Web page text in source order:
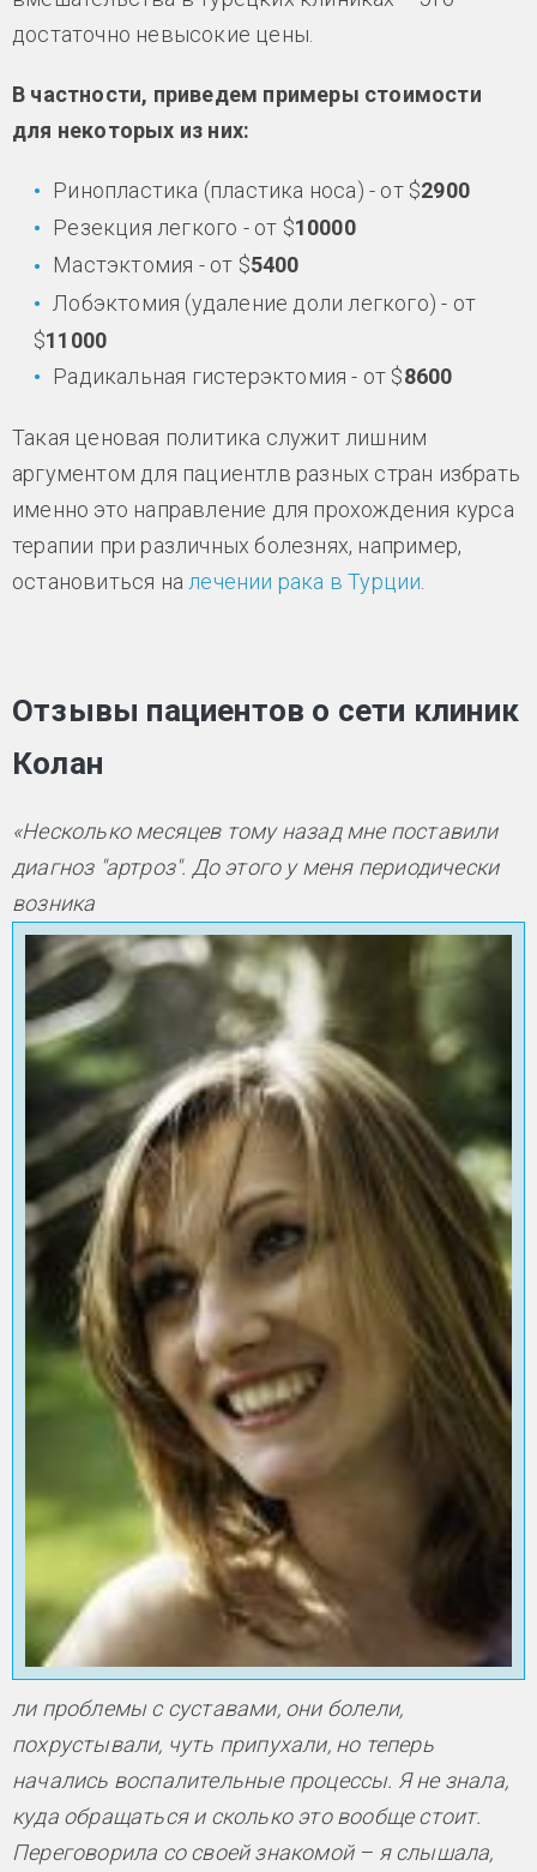
достаточно невысокие цены.
В частности, приведем примеры стоимости
для некоторых из них:
Ринопластика (пластика носа) - от $2900
Резекция легкого - от $10000
Мастэктомия - от $5400
Лобэктомия (удаление доли легкого) - от
$11000
Радикальная гистерэктомия - от $8600
Такая ценовая политика служит лишним
аргументом для пациентлв разных стран избрать
именно это направление для прохождения курса
терапии при различных болезнях, например,
остановиться на лечении рака в Турции
Отзывы пациентов о сети клиник
Колан
«Несколько месяцев тому назад мне поставили
диагноз "артроз". До этого у меня периодически
возника
ли проблемы с суставами, они болели,
похрустывали, чуть припухали, но теперь
начались воспалительные процессы. Я не знала,
куда обращаться и сколько это вообще стоит.
Переговорила со своей знакомой – я слышала,